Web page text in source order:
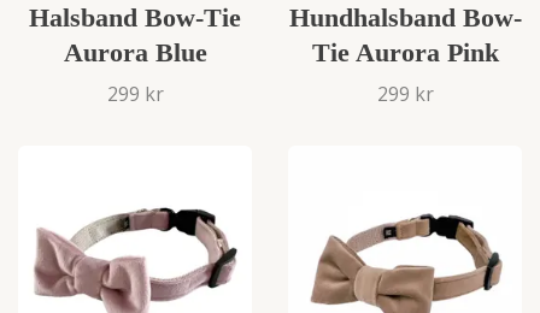
Halsband Bow-Tie
Aurora Blue
299 kr
Hundhalsband Bow-
Tie Aurora Pink
299 kr